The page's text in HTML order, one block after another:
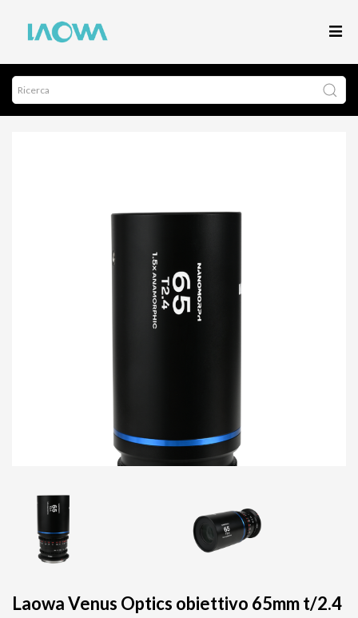
Laowa Venus Optics obiettivo 65mm t/2.4